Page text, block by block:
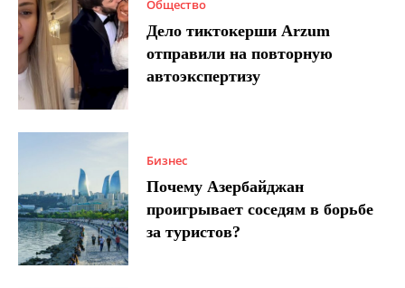
Общество
Дело тиктокерши Arzum
отправили на повторную
автоэкспертизу
Бизнес
Почему Азербайджан
проигрывает соседям в борьбе
за туристов?